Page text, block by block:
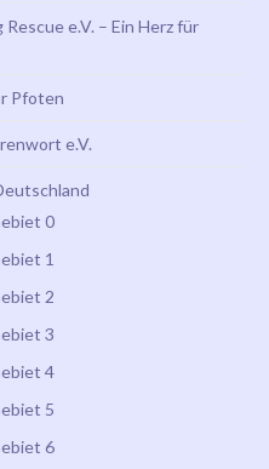
e.V. – Ein Herz für
Pfoten
e.V.
0
1
2
3
4
5
6